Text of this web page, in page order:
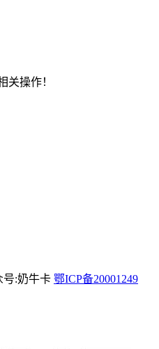
关操作！
号:奶牛卡 鄂ICP备20001249